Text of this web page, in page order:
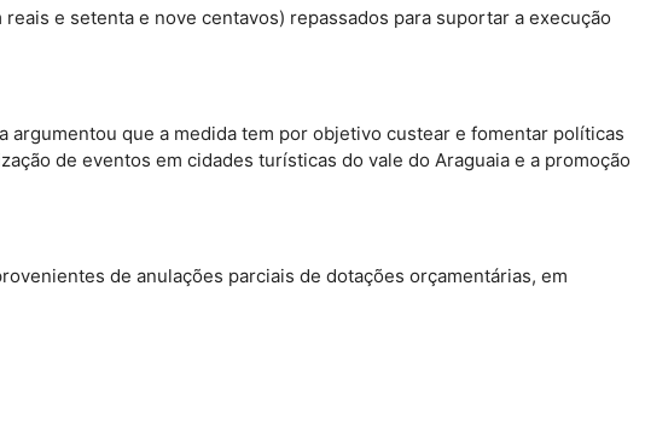
e setenta e nove centavos) repassados para suportar a execução
que a medida tem por objetivo custear e fomentar políticas
de eventos em cidades turísticas do vale do Araguaia e a promoção
de anulações parciais de dotações orçamentárias, em